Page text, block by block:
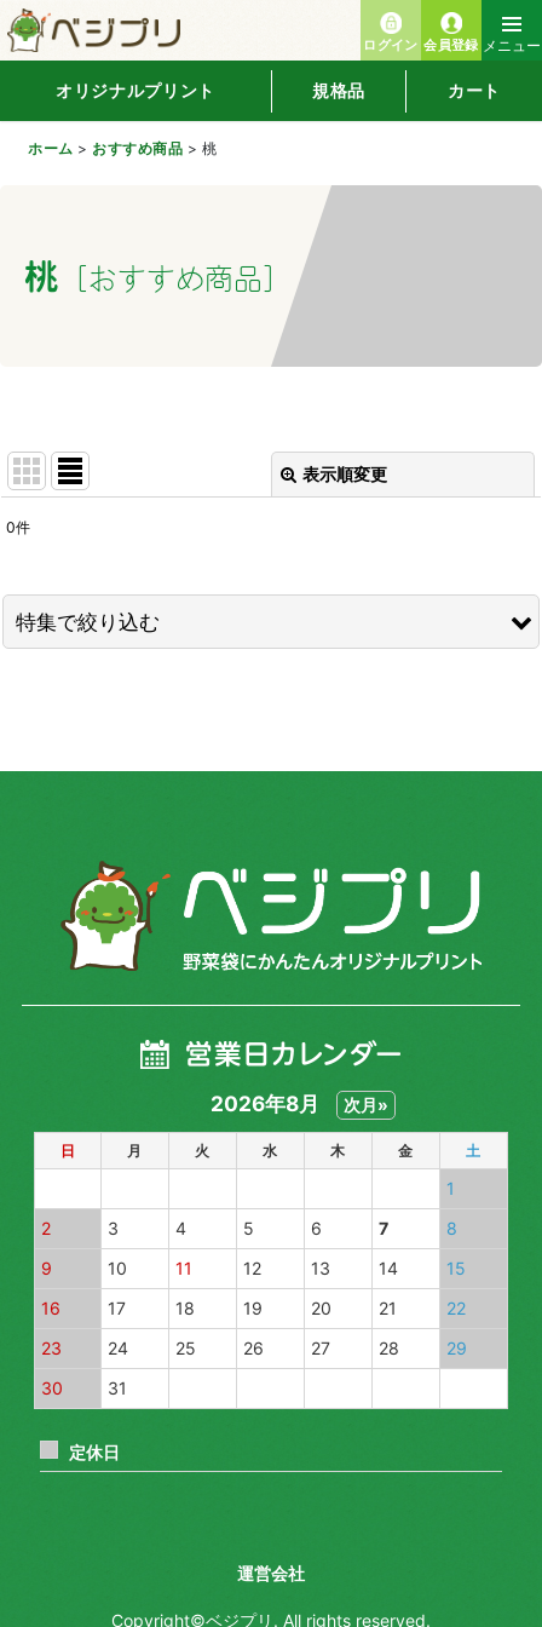
ホーム > おすすめ商品 > 桃
ログイン 会員登録 メニュー
オリジナルプリント 規格品 カート
桃 おすすめ商品
表示順変更
並び順 :
0件
特集で絞り込む
ほうれん草
ちんげん菜
レタス
人参
大根
アスパラ
2026年8月 次月»
日 月 火 水 木 金 土
1
2
3 4 5 6 7
8
9
10 11 12 13 14
15
16
17 18 19 20 21
22
23
24 25 26 27 28
29
30
31
定休日
運営会社
Copyright©ベジプリ. All rights reserved.